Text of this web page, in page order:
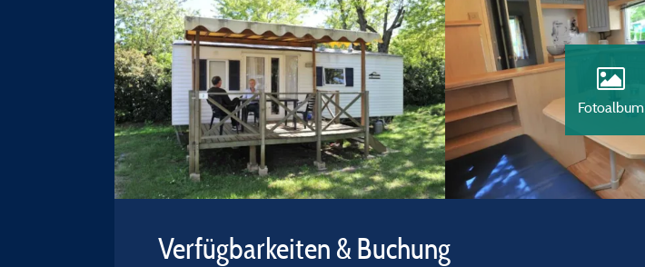
Fotoalbum
Verfügbarkeiten & Buchung